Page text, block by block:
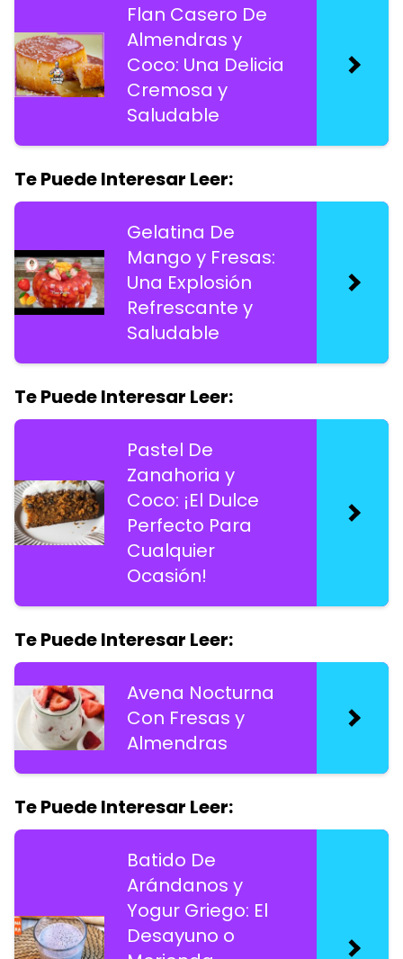
Flan Casero De
Almendras y
Coco: Una Delicia
Cremosa y
Saludable
Te Puede Interesar Leer:
Gelatina De
Mango y Fresas:
Una Explosión
Refrescante y
Saludable
Te Puede Interesar Leer:
Pastel De
Zanahoria y
Coco: ¡El Dulce
Perfecto Para
Cualquier
Ocasión!
Te Puede Interesar Leer:
Avena Nocturna
Con Fresas y
Almendras
Te Puede Interesar Leer:
Batido De
Arándanos y
Yogur Griego: El
Desayuno o